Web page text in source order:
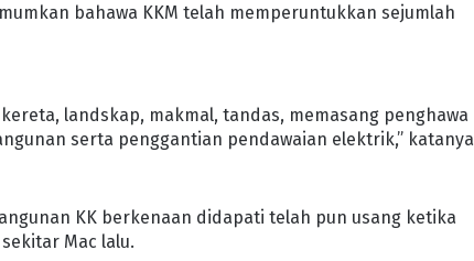
bahawa KKM telah memperuntukkan sejumlah
landskap, makmal, tandas, memasang penghawa
serta penggantian pendawaian elektrik,”
KK berkenaan didapati telah pun usang ketika
Mac lalu.